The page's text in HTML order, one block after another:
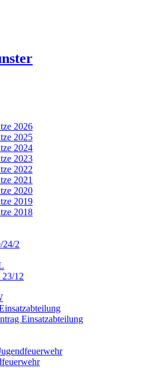
2026
2025
2024
2023
2022
2021
2020
2019
2018
24/2
12
Einsatzabteilung